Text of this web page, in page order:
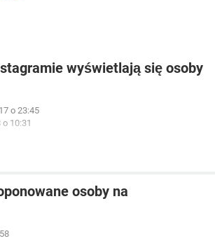
wyświetlają się osoby
o 23:45
10:31
osoby na